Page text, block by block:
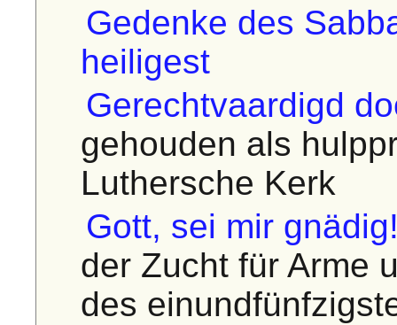
Gedenke des
heiligest
Gerechtvaardigd
gehouden als
Luthersche Kerk
Gott, sei mir
der Zucht für Arme
des